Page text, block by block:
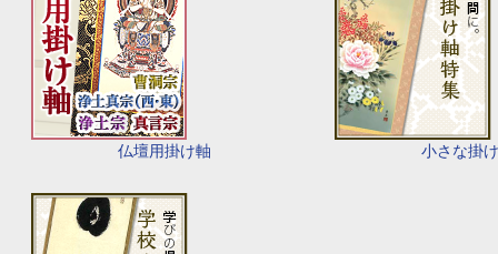
仏壇用掛け軸 小さな掛